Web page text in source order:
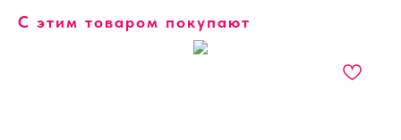
С этим товаром покупают